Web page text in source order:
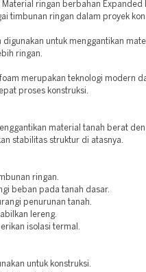
Material ringan berbahan Expanded
timbunan ringan dalam proyek
untuk menggantikan
ringan.
merupakan teknologi modern
proses konstruksi.
material tanah berat
stabilitas struktur di atasnya.
ringan.
beban pada tanah dasar.
penurunan tanah.
lereng.
isolasi termal.
untuk konstruksi.